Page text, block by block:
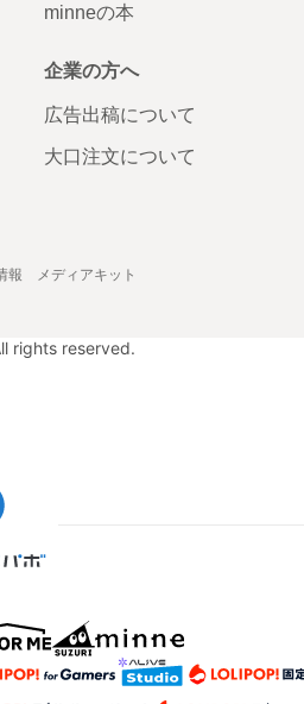
minneの本
企業の方へ
広告出稿について
大口注文について
報 メディアキット
rights reserved.